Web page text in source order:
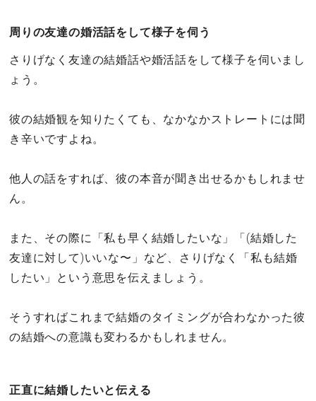
周りの友達の婚活話をして様子を伺う
さりげなく友達の結婚話や婚活話をして様子を伺いまし
ょう。
彼の結婚観を知りたくても、なかなかストレートには聞
き辛いですよね。
他人の話をすれば、彼の本音が聞き出せるかもしれませ
ん。
また、その際に「私も早く結婚したいな」「(結婚した
友達に対して)いいな〜」など、さりげなく「私も結婚
したい」という意思を伝えましょう。
そうすればこれまで結婚のタイミングが合わなかった彼
の結婚への意識も変わるかもしれません。
正直に結婚したいと伝える